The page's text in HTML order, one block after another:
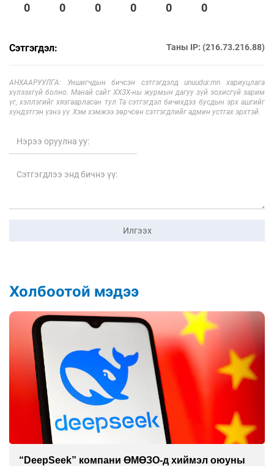
0 0 0 0 0 0
Сэтгэгдэл: Таны IP: (216.73.216.88)
АНХААРУУЛГА: Уншигчдын бичсэн сэтгэгдэлд unuudur.mn хариуцлага
хүлээхгүй болно. Манай сайт ХХЗХ-ны журмын дагуу зүй зохисгүй зарим
үг, хэллэгийг хязгаарласан тул Та сэтгэгдэл бичихдээ бусдын эрх ашгийг
хүндэтгэн үзнэ үү. Хэм хэмжээ зөрчсөн сэтгэгдлийг админ устгах эрхтэй.
Илгээх
Холбоотой мэдээ
“DeepSeek” компани ӨМӨЗО-д хиймэл оюуны